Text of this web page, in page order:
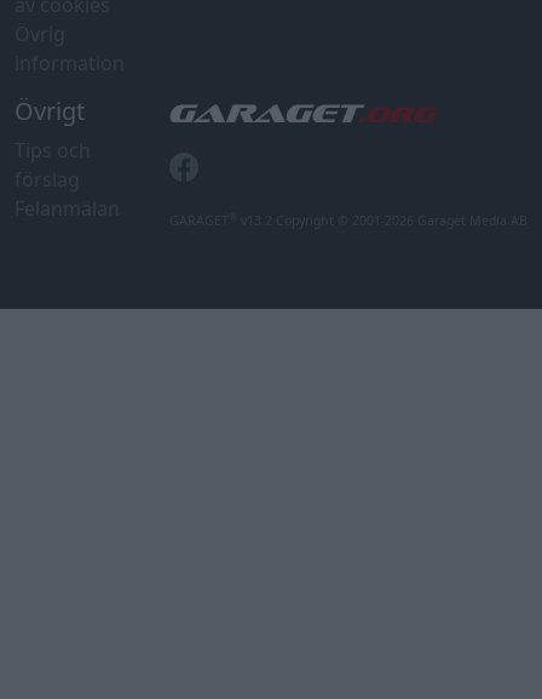
Övrigt